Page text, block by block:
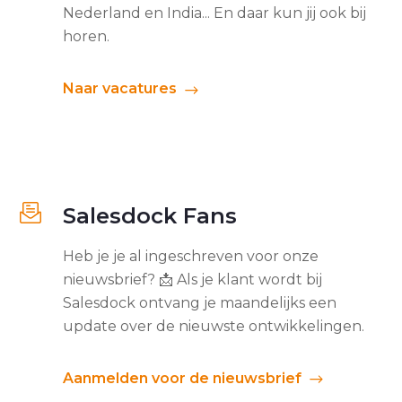
Nederland en India... En daar kun jij ook bij
horen.
Naar vacatures
Salesdock Fans
Heb je je al ingeschreven voor onze
nieuwsbrief? 📩 Als je klant wordt bij
Salesdock ontvang je maandelijks een
update over de nieuwste ontwikkelingen.
Aanmelden voor de nieuwsbrief